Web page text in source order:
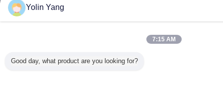
Yolin Yang
7:15 AM
Good day, what product are you looking for?